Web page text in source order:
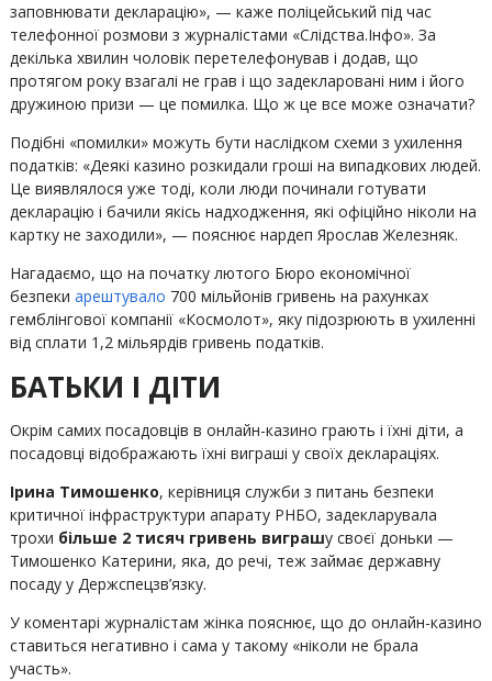
заповнювати декларацію», — каже поліцейський під час
телефонної розмови з журналістами «Слідства.Інфо». За
декілька хвилин чоловік перетелефонував і додав, що
протягом року взагалі не грав і що задекларовані ним і його
дружиною призи — це помилка. Що ж це все може означати?
Подібні «помилки» можуть бути наслідком схеми з ухилення
податків: «Деякі казино розкидали гроші на випадкових людей.
Це виявлялося уже тоді, коли люди починали готувати
декларацію і бачили якісь надходження, які офіційно ніколи на
картку не заходили», — пояснює нардеп Ярослав Железняк.
Нагадаємо, що на початку лютого Бюро економічної
безпеки арештувало 700 мільйонів гривень на рахунках
гемблінгової компанії «Космолот», яку підозрюють в ухиленні
від сплати 1,2 мільярдів гривень податків.
БАТЬКИ І ДІТИ
Окрім самих посадовців в онлайн-казино грають і їхні діти, а
посадовці відображають їхні виграші у своїх деклараціях.
Ірина Тимошенко, керівниця служби з питань безпеки
критичної інфраструктури апарату РНБО, задекларувала
трохи більше 2 тисяч гривень виграшу своєї доньки —
Тимошенко Катерини, яка, до речі, теж займає державну
посаду у Держспецзв’язку.
У коментарі журналістам жінка пояснює, що до онлайн-казино
ставиться негативно і сама у такому «ніколи не брала
участь».